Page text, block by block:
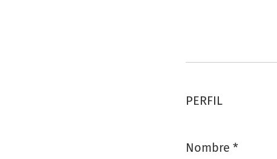
PERFIL
Nombre *